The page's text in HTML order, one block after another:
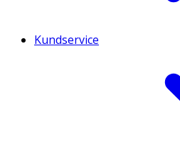
Kundservice